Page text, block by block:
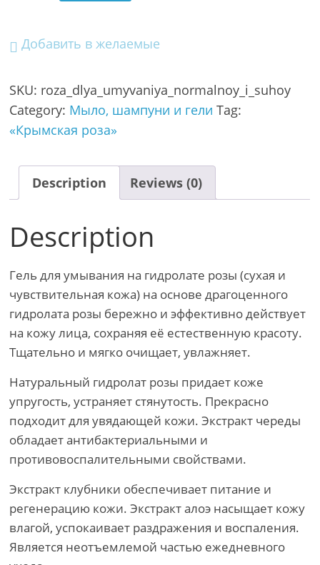
Добавить в желаемые
SKU: roza_dlya_umyvaniya_normalnoy_i_suhoy
Category: Мыло, шампуни и гели Tag:
«Крымская роза»
Description Reviews (0)
Description
Гель для умывания на гидролате розы (сухая и
чувствительная кожа) на основе драгоценного
гидролата розы бережно и эффективно действует
на кожу лица, сохраняя её естественную красоту.
Тщательно и мягко очищает, увлажняет.
Натуральный гидролат розы придает коже
упругость, устраняет стянутость. Прекрасно
подходит для увядающей кожи. Экстракт череды
обладает антибактериальными и
противовоспалительными свойствами.
Экстракт клубники обеспечивает питание и
регенерацию кожи. Экстракт алоэ насыщает кожу
влагой, успокаивает раздражения и воспаления.
Является неотъемлемой частью ежедневного